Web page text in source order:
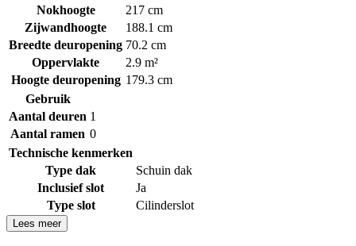
Nokhoogte
217 cm
Zijwandhoogte
188.1 cm
Breedte deuropening 70.2 cm
Oppervlakte
2.9 m²
Hoogte deuropening 179.3 cm
Gebruik
Aantal deuren 1
Aantal ramen 0
Technische kenmerken
Type dak
Schuin dak
Inclusief slot
Ja
Type slot
Cilinderslot
Lees meer